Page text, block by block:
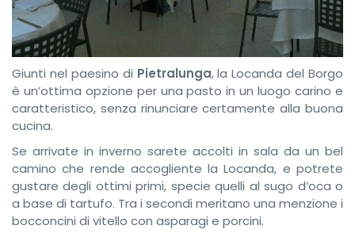
Giunti nel paesino di Pietralunga, la Locanda del Borgo
è un’ottima opzione per una pasto in un luogo carino e
caratteristico, senza rinunciare certamente alla buona
cucina.
Se arrivate in inverno sarete accolti in sala da un bel
camino che rende accogliente la Locanda, e potrete
gustare degli ottimi primi, specie quelli al sugo d’oca o
a base di tartufo. Tra i secondi meritano una menzione i
bocconcini di vitello con asparagi e porcini.